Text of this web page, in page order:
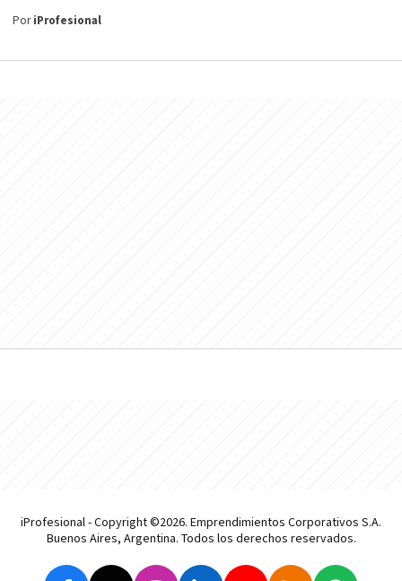
PoriProfesional
iProfesional - Copyright ©2026. Emprendimientos Corporativos S.A.
Buenos Aires, Argentina. Todos los derechos reservados.